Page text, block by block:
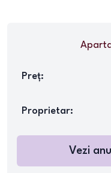
Preț:
Proprietar:
Vezi